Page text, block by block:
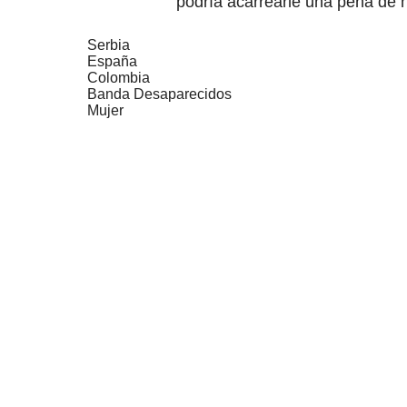
Serbia
España
Colombia
Banda Desaparecidos
Mujer